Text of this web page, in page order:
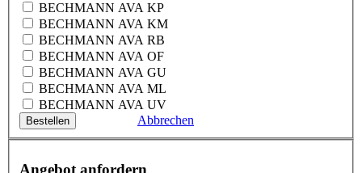
BECHMANN AVA KP
BECHMANN AVA KM
BECHMANN AVA RB
BECHMANN AVA OF
BECHMANN AVA GU
BECHMANN AVA ML
BECHMANN AVA UV
Abbrechen
Angebot anfordern